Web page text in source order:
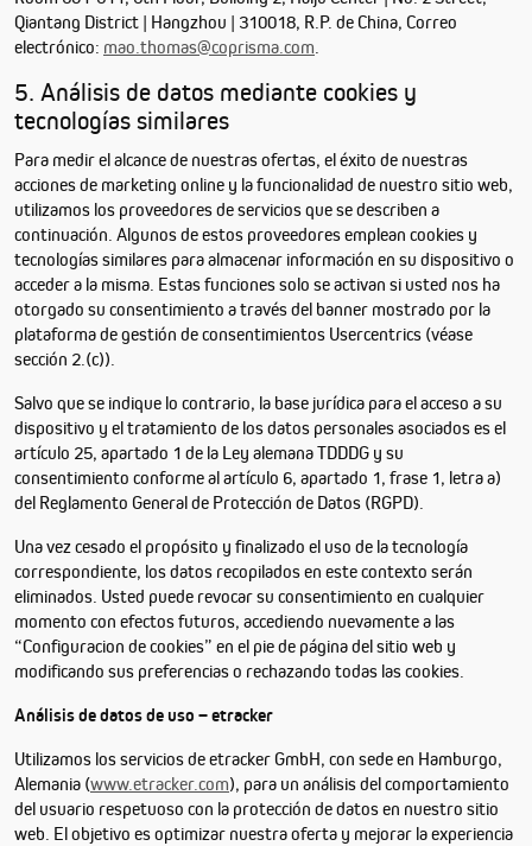
Qiantang District | Hangzhou | 310018, R.P. de China, Correo
electrónico: mao.thomas@coprisma.com.
5. Análisis de datos mediante cookies y
tecnologías similares
Para medir el alcance de nuestras ofertas, el éxito de nuestras
acciones de marketing online y la funcionalidad de nuestro sitio web,
utilizamos los proveedores de servicios que se describen a
continuación. Algunos de estos proveedores emplean cookies y
tecnologías similares para almacenar información en su dispositivo o
acceder a la misma. Estas funciones solo se activan si usted nos ha
otorgado su consentimiento a través del banner mostrado por la
plataforma de gestión de consentimientos Usercentrics (véase
sección 2.(c)).
Salvo que se indique lo contrario, la base jurídica para el acceso a su
dispositivo y el tratamiento de los datos personales asociados es el
artículo 25, apartado 1 de la Ley alemana TDDDG y su
consentimiento conforme al artículo 6, apartado 1, frase 1, letra a)
del Reglamento General de Protección de Datos (RGPD).
Una vez cesado el propósito y finalizado el uso de la tecnología
correspondiente, los datos recopilados en este contexto serán
eliminados. Usted puede revocar su consentimiento en cualquier
momento con efectos futuros, accediendo nuevamente a las
“Configuracion de cookies” en el pie de página del sitio web y
modificando sus preferencias o rechazando todas las cookies.
Análisis de datos de uso – etracker
Utilizamos los servicios de etracker GmbH, con sede en Hamburgo,
Alemania (www.etracker.com), para un análisis del comportamiento
del usuario respetuoso con la protección de datos en nuestro sitio
web. El objetivo es optimizar nuestra oferta y mejorar la experiencia